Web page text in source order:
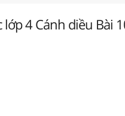
lớp 4 Cánh diều Bài